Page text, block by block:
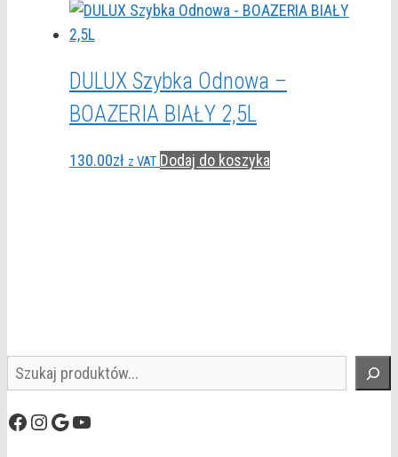
DULUX Szybka Odnowa –
BOAZERIA BIAŁY 2,5L
130.00zł z VAT Dodaj do koszyka
Szukaj
Facebook
Instagram
GoogleYouTube